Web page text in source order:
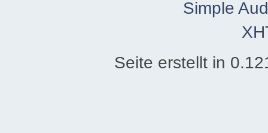
Simple
Seite erstellt in